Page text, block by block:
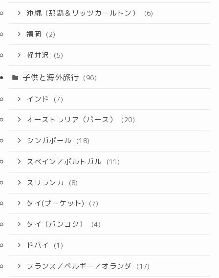
沖縄（那覇＆リッツカールトン） (6)
福岡 (2)
軽井沢 (5)
子供と海外旅行 (96)
インド (7)
オーストラリア（パース） (20)
シンガポール (18)
スペイン／ポルトガル (11)
スリランカ (8)
タイ(プーケット) (7)
タイ（バンコク） (4)
ドバイ (1)
フランス／ベルギー／オランダ (17)